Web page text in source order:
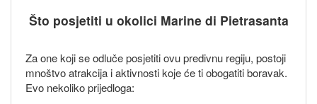
Što posjetiti u okolici Marine di Pietrasanta
Za one koji se odluče posjetiti ovu predivnu regiju, postoji
mnoštvo atrakcija i aktivnosti koje će ti obogatiti boravak.
Evo nekoliko prijedloga: